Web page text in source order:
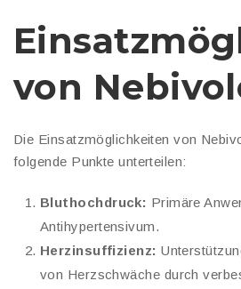
von
Die Einsatzmöglichkeiten von
folgende Punkte unterteilen:
Bluthochdruck: Primäre
Antihypertensivum.
Herzinsuffizienz:
von Herzschwäche durch